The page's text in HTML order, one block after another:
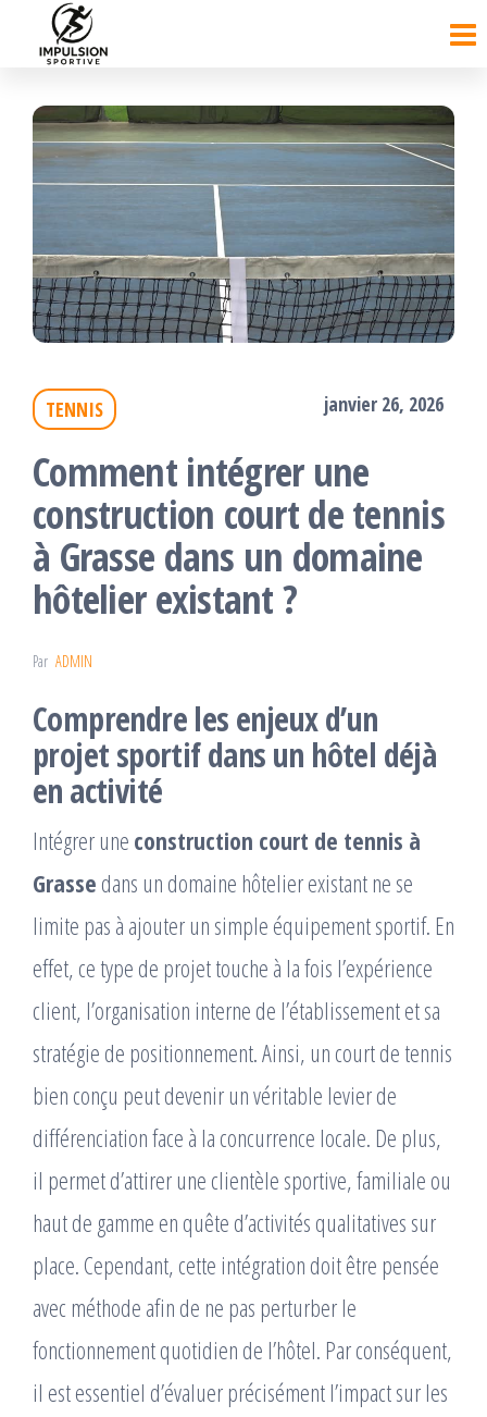
contenu
TENNIS janvier 26, 2026
Comment intégrer une
construction court de tennis
à Grasse dans un domaine
hôtelier existant ?
Par ADMIN
Comprendre les enjeux d’un
projet sportif dans un hôtel déjà
en activité
Intégrer une construction court de tennis à
Grasse dans un domaine hôtelier existant ne se
limite pas à ajouter un simple équipement sportif. En
effet, ce type de projet touche à la fois l’expérience
client, l’organisation interne de l’établissement et sa
stratégie de positionnement. Ainsi, un court de tennis
bien conçu peut devenir un véritable levier de
différenciation face à la concurrence locale. De plus,
il permet d’attirer une clientèle sportive, familiale ou
haut de gamme en quête d’activités qualitatives sur
place. Cependant, cette intégration doit être pensée
avec méthode afin de ne pas perturber le
fonctionnement quotidien de l’hôtel. Par conséquent,
il est essentiel d’évaluer précisément l’impact sur les